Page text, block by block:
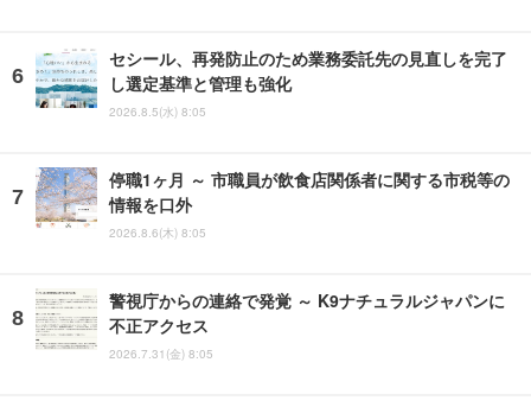
セシール、再発防止のため業務委託先の見直しを完了
し選定基準と管理も強化
2026.8.5(水) 8:05
停職1ヶ月 ～ 市職員が飲食店関係者に関する市税等の
情報を口外
2026.8.6(木) 8:05
警視庁からの連絡で発覚 ～ K9ナチュラルジャパンに
不正アクセス
2026.7.31(金) 8:05